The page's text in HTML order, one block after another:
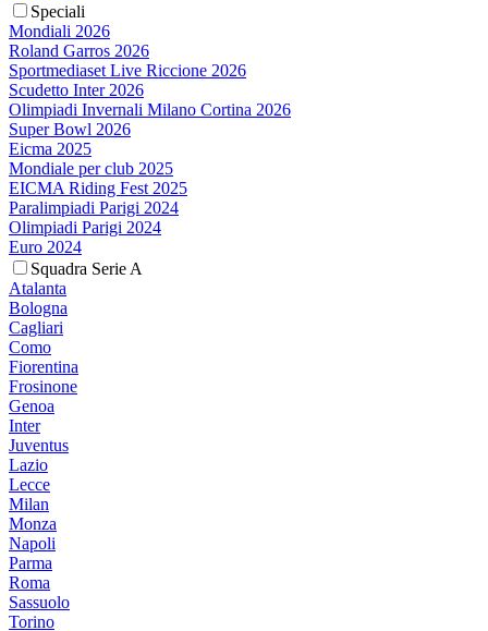
Speciali
Mondiali 2026
Roland Garros 2026
Sportmediaset Live Riccione 2026
Scudetto Inter 2026
Olimpiadi Invernali Milano Cortina 2026
Super Bowl 2026
Eicma 2025
Mondiale per club 2025
EICMA Riding Fest 2025
Paralimpiadi Parigi 2024
Olimpiadi Parigi 2024
Euro 2024
Squadra Serie A
Atalanta
Bologna
Cagliari
Como
Fiorentina
Frosinone
Genoa
Inter
Juventus
Lazio
Lecce
Milan
Monza
Napoli
Parma
Roma
Sassuolo
Torino